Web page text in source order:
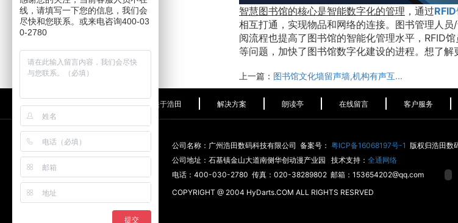
智慧图书馆的核心是智能数字化的管理 ，通过
相互打通，实现物品和网络的连接。图书管理人
阅流程也提高了图书馆的智能化管理水平，RFID
等问题，加快了图书馆数字化建设的进程。想了解
上一篇： 图书馆文化墙留声墙,机构有声互...
关于浩田 解决方案 朗读亭 在线留言 客户服务
公司名称：广州浩田数码科技有限公司 备案号： 粤ICP备16068197号-1 版权归浩田数
公司地址：石基镇金山大道南侧华创动漫产业园 技术支持： 全通网络
电话：400-030-2780 传真：020-38289802 邮箱：153654202@qq.com
COPYRIGHT @ 2004 HyDarts.COM ALL RIGHTS RESRVED
线，请填写一下您的信息，我们会
尽快和您联系。或来电咨询400-03
0-2780
提交